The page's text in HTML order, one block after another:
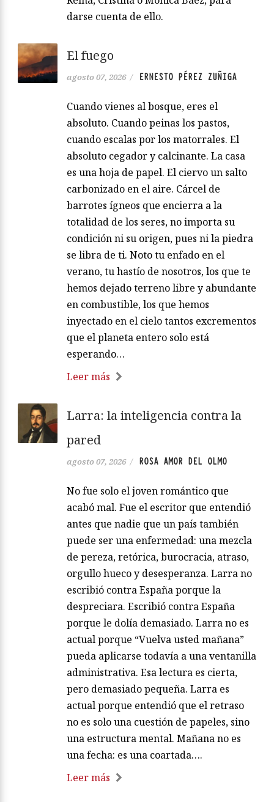
darse cuenta de ello.
El fuego
agosto 07, 2026 / ERNESTO PÉREZ ZUÑIGA
Cuando vienes al bosque, eres el
absoluto. Cuando peinas los pastos,
cuando escalas por los matorrales. El
absoluto cegador y calcinante. La casa
es una hoja de papel. El ciervo un salto
carbonizado en el aire. Cárcel de
barrotes ígneos que encierra a la
totalidad de los seres, no importa su
condición ni su origen, pues ni la piedra
se libra de ti. Noto tu enfado en el
verano, tu hastío de nosotros, los que te
hemos dejado terreno libre y abundante
en combustible, los que hemos
inyectado en el cielo tantos excrementos
que el planeta entero solo está
esperando…
Leer más
Larra: la inteligencia contra la
pared
agosto 07, 2026 / ROSA AMOR DEL OLMO
No fue solo el joven romántico que
acabó mal. Fue el escritor que entendió
antes que nadie que un país también
puede ser una enfermedad: una mezcla
de pereza, retórica, burocracia, atraso,
orgullo hueco y desesperanza. Larra no
escribió contra España porque la
despreciara. Escribió contra España
porque le dolía demasiado. Larra no es
actual porque “Vuelva usted mañana”
pueda aplicarse todavía a una ventanilla
administrativa. Esa lectura es cierta,
pero demasiado pequeña. Larra es
actual porque entendió que el retraso
no es solo una cuestión de papeles, sino
una estructura mental. Mañana no es
una fecha: es una coartada….
Leer más